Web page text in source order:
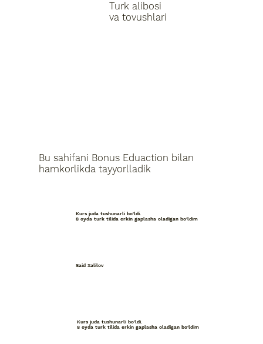
Turk alibosi
va tovushlari
Bu sahifani Bonus Eduaction bilan
hamkorlikda tayyorlladik
Kurs juda tushunarli bo'ldi.
8 oyda turk tilida erkin gaplasha oladigan bo'ldim
Said Xalilov
Kurs juda tushunarli bo'ldi.
8 oyda turk tilida erkin gaplasha oladigan bo'ldim